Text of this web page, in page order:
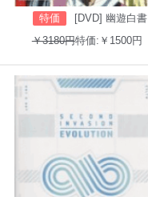
特価
[DVD] 幽遊白書
￥3180円特価:￥1500円